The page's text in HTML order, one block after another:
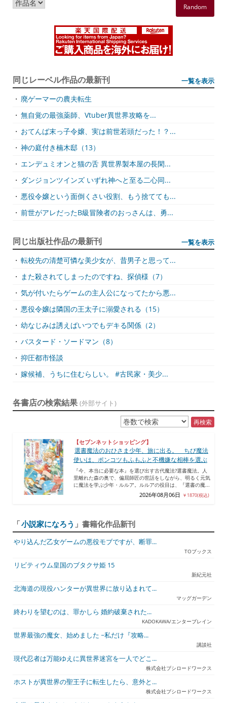
Random
同じレーベル作品の最新刊 一覧を表示
・ 廃ゲーマーの農夫転生
・ 無自覚の最強薬師、Vtuber異世界攻略を...
・ おてんば末っ子令嬢、実は前世若頭だった！？...
・ 神の庭付き楠木邸（13）
・ エンデュミオンと猫の舌 異世界製本屋の長閑...
・ ダンジョンツインズ いずれ神へと至る二心同...
・ 悪役令嬢という面倒くさい役割、もう捨てても...
・ 前世がアレだったB級冒険者のおっさんは、勇...
同じ出版社作品の最新刊 一覧を表示
・ 転校先の清楚可憐な美少女が、昔男子と思って...
・ また殺されてしまったのですね、探偵様（7）
・ 気が付いたらゲームの主人公になってたから悪...
・ 悪役令嬢は隣国の王太子に溺愛される（15）
・ 幼なじみは誘えばいつでもデキる関係（2）
・ バスタード・ソードマン（8）
・ 抑圧都市怪談
・ 嫁候補、うちに住むらしい。 #古民家・美少...
各書店の検索結果 (外部サイト)
再検索
【セブンネットショッピング】
選書魔法のおひさま少年、旅に出る。 ちび魔法
使いは、ポンコツもふもふと不機嫌な相棒を選ぶ
『今、本当に必要な本』を選び出す古代魔法?選書魔法。人
里離れた森の奥で、偏屈師匠の世話をしながら、明るく元気
に魔法を学ぶ少年・ルルア。ルルアの役目は、『選書の魔...
2026年08月06日 ￥1870(税込)
「小説家になろう 」書籍化作品新刊
やり込んだ乙女ゲームの悪役モブですが、断罪...
TOブックス
リビティウム皇国のブタクサ姫 15
新紀元社
北海道の現役ハンターが異世界に放り込まれて...
マッグガーデン
終わりを望むのは、罪かしら 婚約破棄された...
KADOKAWA/エンターブレイン
世界最強の魔女、始めました ~私だけ『攻略...
講談社
現代忍者は万能ゆえに異世界迷宮を一人でどこ...
株式会社ブシロードワークス
ホストが異世界の聖王子に転生したら、意外と...
株式会社ブシロードワークス